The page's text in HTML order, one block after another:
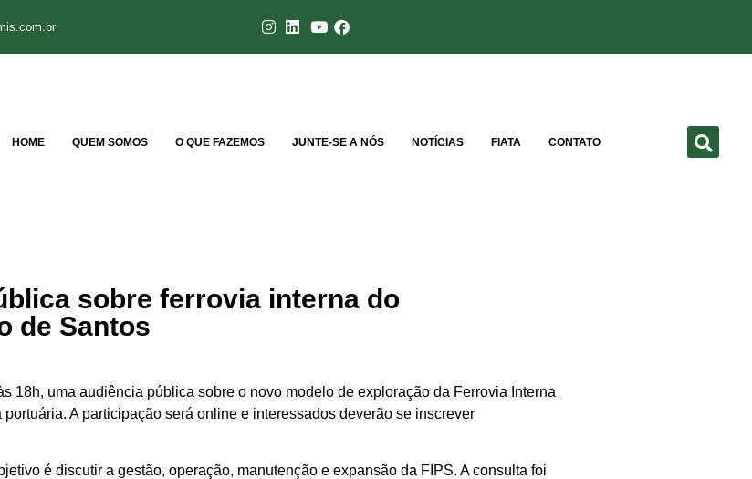
HOME QUEM SOMOS O QUE FAZEMOS JUNTE-SE A NÓS NOTÍCIAS FIATA CONTATO
sobre ferrovia interna do
de Santos
18h, uma audiência pública sobre o novo modelo de exploração da Ferrovia Interna
A participação será online e interessados deverão se inscrever
é discutir a gestão, operação, manutenção e expansão da FIPS. A consulta foi